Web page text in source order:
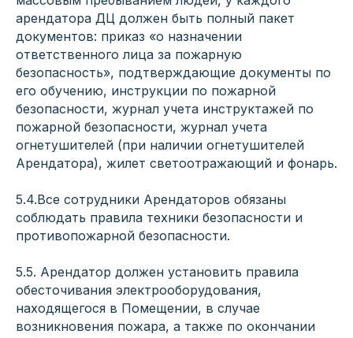
арендатора ДЦ должен быть полный пакет
документов: приказ «о назначении
ответственного лица за пожарную
безопасность», подтверждающие документы по
его обучению, инструкции по пожарной
безопасности, журнал учета инструктажей по
пожарной безопасности, журнал учета
огнетушителей (при наличии огнетушителей
Арендатора), жилет светоотражающий и фонарь.
5.4.Все сотрудники Арендаторов обязаны
соблюдать правила техники безопасности и
противопожарной безопасности.
5.5. Арендатор должен установить правила
обесточивания электрооборудования,
находящегося в Помещении, в случае
возникновения пожара, а также по окончании